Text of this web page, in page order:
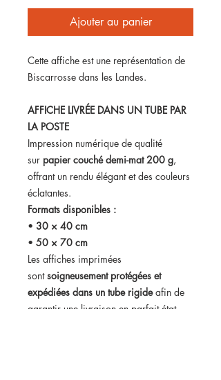
Ajouter au panier
Cette affiche est une représentation de
Biscarrosse dans les Landes.
AFFICHE LIVRÉE DANS UN TUBE PAR
LA POSTE
Impression numérique de qualité
sur papier couché demi-mat 200 g,
offrant un rendu élégant et des couleurs
éclatantes.
Formats disponibles :
• 30 × 40 cm
• 50 × 70 cm
Les affiches imprimées
sontsoigneusement protégées et
expédiées dans un tube rigideafin de
garantir une livraison en parfait état.